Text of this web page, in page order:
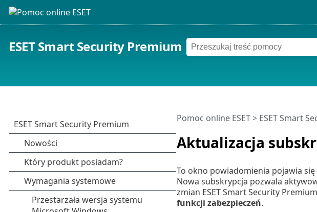
ESET Smart Security Premium
Aktualizacja
Pomoc online ESET> ESET Smart
To okno powiadomienia pojawia
Nowa subskrypcja pozwala
zmian ESET Smart Security
funkcji zabezpieczeń.